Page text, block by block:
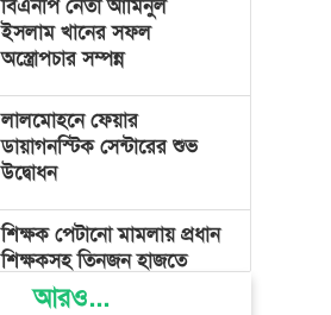
বিএনপি নেতা আমিনুল
ইসলাম খানের সফল
অস্ত্রোপচার সম্পন্ন
লালমোহনে ফেয়ার
ডায়াগনস্টিক সেন্টারের শুভ
উদ্বোধন
শিক্ষক পেটানো মামলায় প্রধান
শিক্ষকসহ তিনজন হাজতে
আরও...